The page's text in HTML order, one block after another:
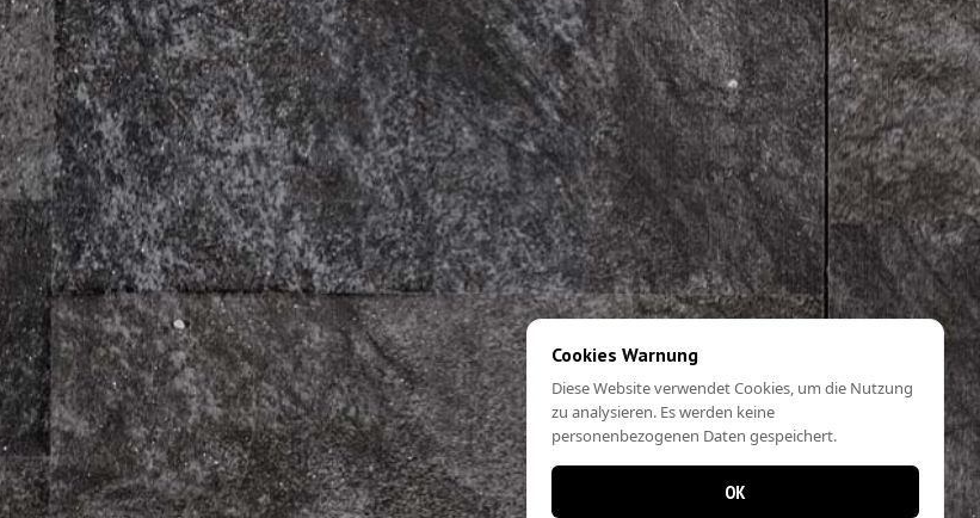
Cookies Warnung
Diese Website verwendet Cookies, um die Nutzung
zu analysieren. Es werden keine
personenbezogenen Daten gespeichert.
OK